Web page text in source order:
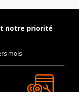
notre priorité
mois